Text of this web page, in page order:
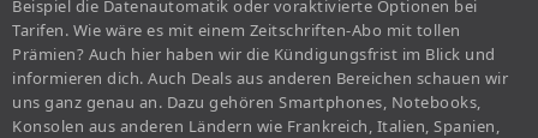
Beispiel die Datenautomatik oder voraktivierte Optionen bei
Tarifen. Wie wäre es mit einem Zeitschriften-Abo mit tollen
Prämien? Auch hier haben wir die Kündigungsfrist im Blick und
informieren dich. Auch Deals aus anderen Bereichen schauen wir
uns ganz genau an. Dazu gehören Smartphones, Notebooks,
Konsolen aus anderen Ländern wie Frankreich, Italien, Spanien,